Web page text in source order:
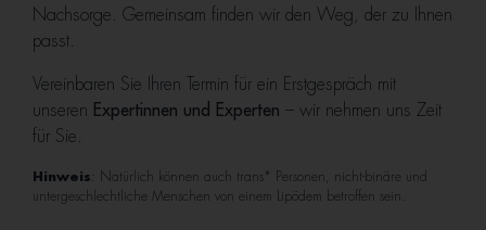
Nachsorge. Gemeinsam finden wir den Weg, der zu Ihnen
passt.
Vereinbaren Sie Ihren Termin für ein Erstgespräch mit
unseren Expertinnen und Experten – wir nehmen uns Zeit
für Sie.
Hinweis : Natürlich können auch trans* Personen, nicht-binäre und
untergeschlechtliche Menschen von einem Lipödem betroffen sein.